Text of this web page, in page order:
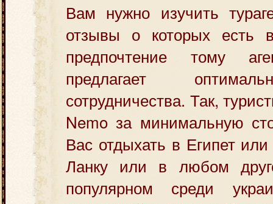
Вам нужно изучить
отзывы о которых есть
предпочтение тому
предлагает
сотрудничества. Так,
Nemo за минимальную
Вас отдыхать в Египет
Ланку или в любом
популярном среди